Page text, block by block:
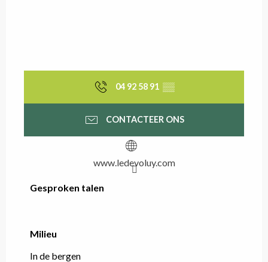
04 92 58 91 ▒▒
CONTACTEER ONS
www.ledevoluy.com
Gesproken talen
Gesproken talen
Milieu
Milieu
In de bergen